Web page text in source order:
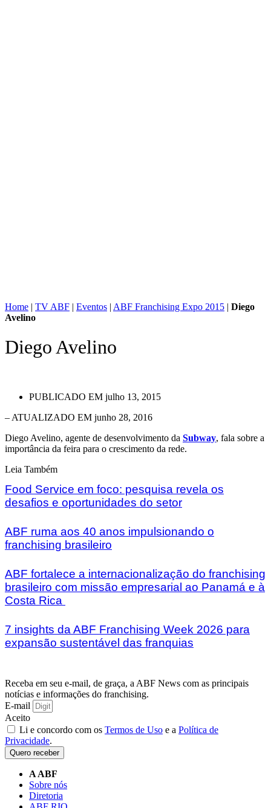
Home | TV ABF | Eventos | ABF Franchising Expo 2015 | Diego
Avelino
Diego Avelino
PUBLICADO EM julho 13, 2015
– ATUALIZADO EM junho 28, 2016
Diego Avelino, agente de desenvolvimento da Subway, fala sobre a
importância da feira para o crescimento da rede.
Leia Também
Food Service em foco: pesquisa revela os
desafios e oportunidades do setor
ABF ruma aos 40 anos impulsionando o
franchising brasileiro
ABF fortalece a internacionalização do franchising
brasileiro com missão empresarial ao Panamá e à
Costa Rica
7 insights da ABF Franchising Week 2026 para
expansão sustentável das franquias
Receba em seu e-mail, de graça, a ABF News com as principais
notícias e informações do franchising.
E-mail
Aceito
Li e concordo com os Termos de Uso e a Política de
Privacidade.
Quero receber
A ABF
Sobre nós
Diretoria